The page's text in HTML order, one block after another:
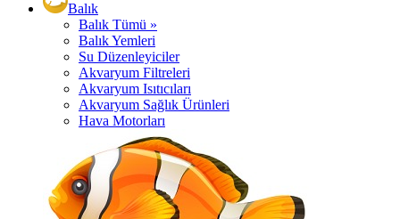
Balık
Balık Tümü »
Balık Yemleri
Su Düzenleyiciler
Akvaryum Filtreleri
Akvaryum Isıtıcıları
Akvaryum Sağlık Ürünleri
Hava Motorları